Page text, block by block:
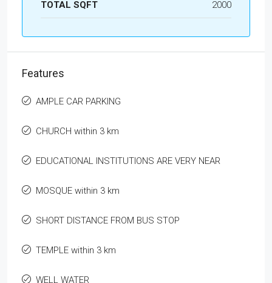
TOTAL SQFT 2000
Features
AMPLE CAR PARKING
CHURCH within 3 km
EDUCATIONAL INSTITUTIONS ARE VERY NEAR
MOSQUE within 3 km
SHORT DISTANCE FROM BUS STOP
TEMPLE within 3 km
WELL WATER